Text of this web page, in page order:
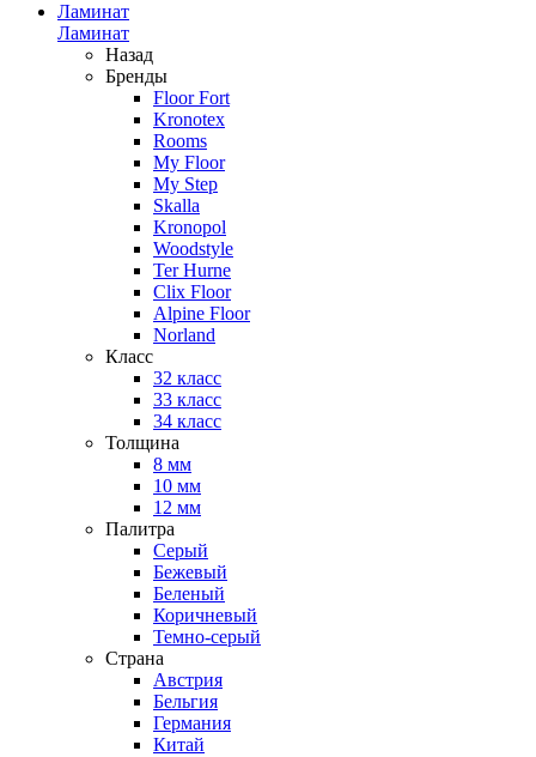
Ламинат
Ламинат
Назад
Бренды
Floor Fort
Kronotex
Rooms
My Floor
My Step
Skalla
Kronopol
Woodstyle
Ter Hurne
Clix Floor
Alpine Floor
Norland
Класс
32 класс
33 класс
34 класс
Толщина
8 мм
10 мм
12 мм
Палитра
Серый
Бежевый
Беленый
Коричневый
Темно-серый
Страна
Австрия
Бельгия
Германия
Китай